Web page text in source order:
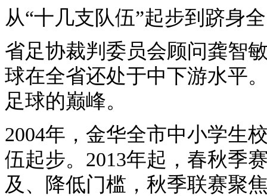
从“十几支队伍”起步到跻身
省足协裁判委员会顾问龚智
球在全省还处于中下游水平
足球的巅峰。
2004年，金华全市中小学生
伍起步。2013年起，春秋
及、降低门槛，秋季联赛聚